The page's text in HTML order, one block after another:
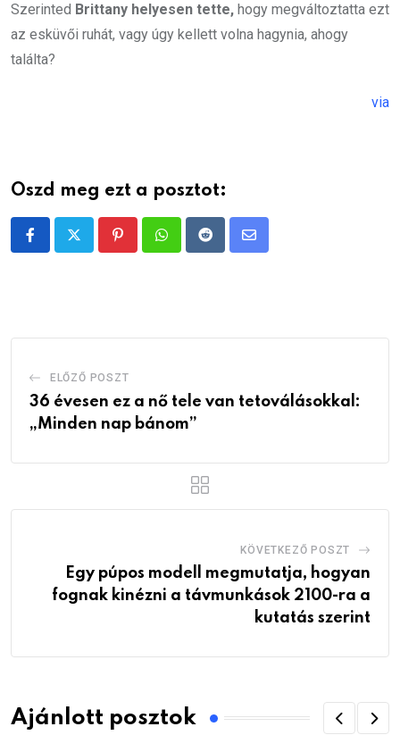
Szerinted Brittany helyesen tette, hogy megváltoztatta ezt
az esküvői ruhát, vagy úgy kellett volna hagynia, ahogy
találta?
via
Oszd meg ezt a posztot:
PinterestWhatsappRedditShare
ELŐZŐ POSZT
36 évesen ez a nő tele van tetoválásokkal:
„Minden nap bánom”
KÖVETKEZŐ POSZT
Egy púpos modell megmutatja, hogyan
fognak kinézni a távmunkások 2100-ra a
kutatás szerint
Ajánlott posztok